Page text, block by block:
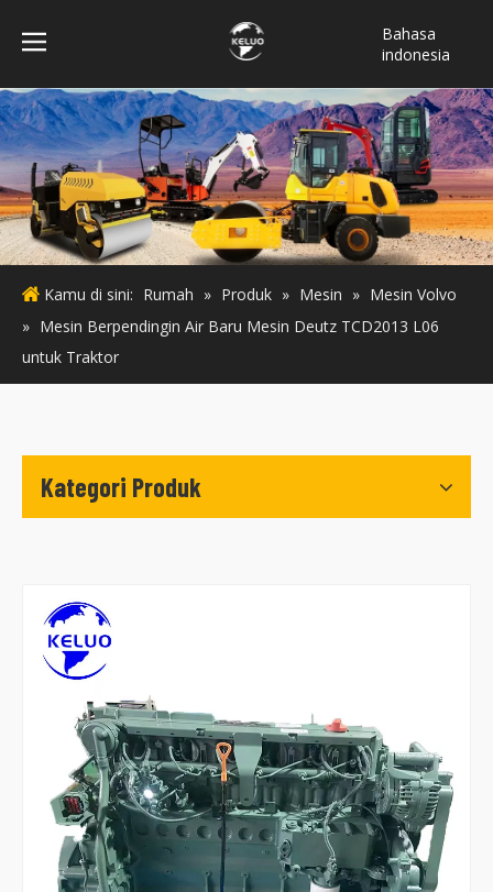
Bahasa
indonesia
Türk dili
ไทย
Italiano
Deutsch
Português
Español
Pусский
Français
Kamu di sini: Rumah » Produk » Mesin » Mesin Volvo
» Mesin Berpendingin Air Baru Mesin Deutz TCD2013 L06
untuk Traktor
Kategori Produk